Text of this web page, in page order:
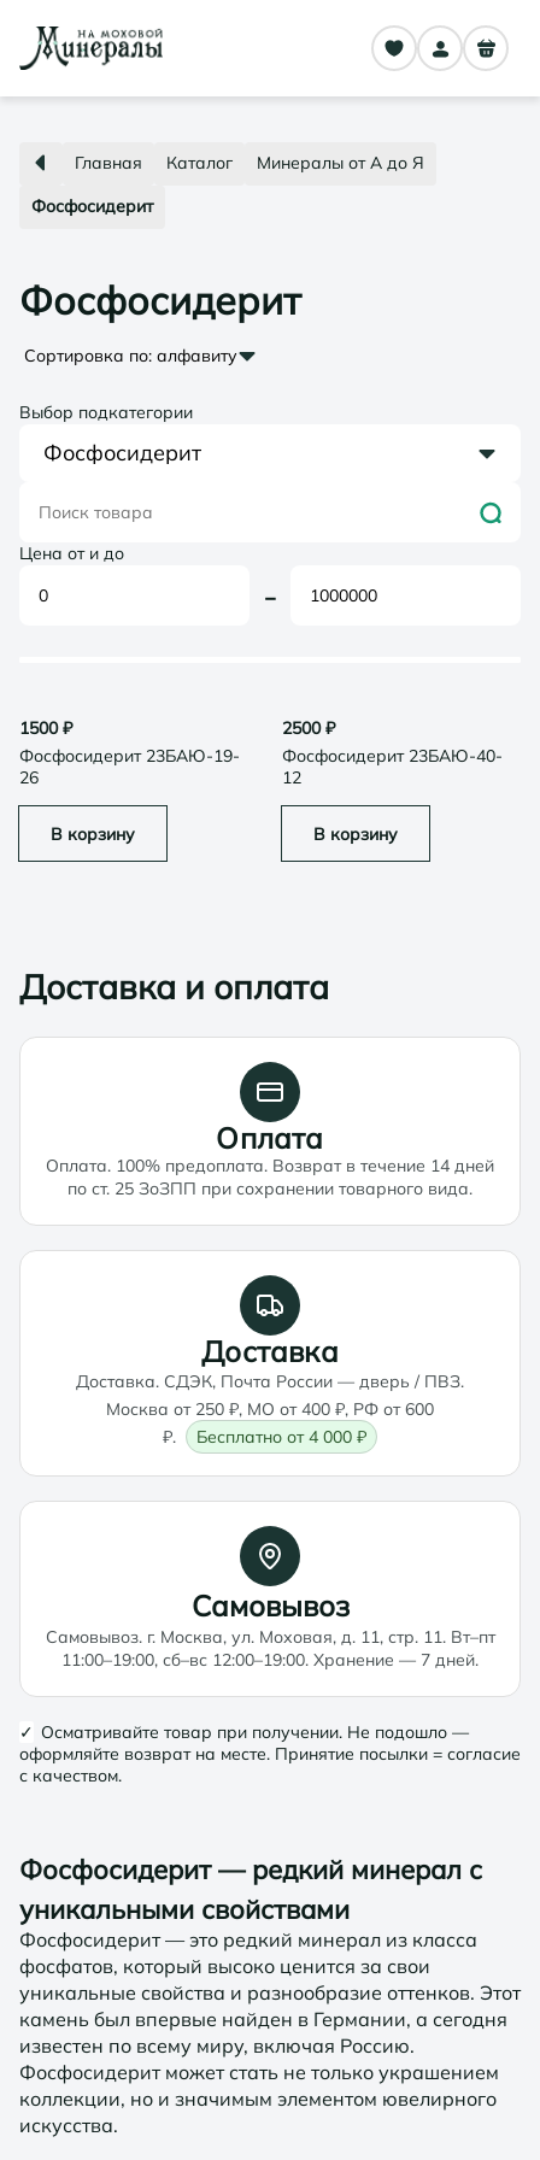
Главная Каталог
Минералы от А до Я
Фосфосидерит
Фосфосидерит
Сортировка по: алфавиту
Выбор подкатегории
Фосфосидерит
Цена от и до
-
1500₽
Фосфосидерит 23БАЮ-19-
26
В корзину
2500₽
Фосфосидерит 23БАЮ-40-
12
В корзину
Доставка и оплата
Оплата
Оплата. 100% предоплата. Возврат в течение 14 дней
по ст. 25 ЗоЗПП при сохранении товарного вида.
Доставка
Доставка. СДЭК, Почта России — дверь / ПВЗ.
Москва от 250 ₽, МО от 400 ₽, РФ от 600
₽.
Бесплатно от 4 000 ₽
Самовывоз
Самовывоз. г. Москва, ул. Моховая, д. 11, стр. 11. Вт–пт
11:00–19:00, сб–вс 12:00–19:00. Хранение — 7 дней.
✓ Осматривайте товар при получении. Не подошло —
оформляйте возврат на месте. Принятие посылки = согласие
с качеством.
Фосфосидерит — редкий минерал с
уникальными свойствами
Фосфосидерит — это редкий минерал из класса
фосфатов, который высоко ценится за свои
уникальные свойства и разнообразие оттенков. Этот
камень был впервые найден в Германии, а сегодня
известен по всему миру, включая Россию.
Фосфосидерит может стать не только украшением
коллекции, но и значимым элементом ювелирного
искусства.